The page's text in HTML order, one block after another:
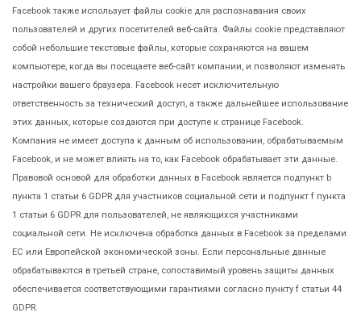
Facebook также использует файлы cookie для распознавания своих
пользователей и других посетителей веб-сайта. Файлы cookie представляют
собой небольшие текстовые файлы, которые сохраняются на вашем
компьютере, когда вы посещаете веб-сайт компании, и позволяют изменять
настройки вашего браузера. Facebook несет исключительную
ответственность за технический доступ, а также дальнейшее использование
этих данных, которые создаются при доступе к странице Facebook.
Компания не имеет доступа к данным об использовании, обрабатываемым
Facebook, и не может влиять на то, как Facebook обрабатывает эти данные.
Правовой основой для обработки данных в Facebook является подпункт b
пункта 1 статьи 6 GDPR для участников социальной сети и подпункт f пункта
1 статьи 6 GDPR для пользователей, не являющихся участниками
социальной сети. Не исключена обработка данных в Facebook за пределами
ЕС или Европейской экономической зоны. Если персональные данные
обрабатываются в третьей стране, сопоставимый уровень защиты данных
обеспечивается соответствующими гарантиями согласно пункту f статьи 44
GDPR.